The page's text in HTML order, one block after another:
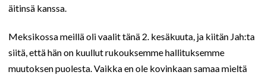
äitinsä kanssa.
Meksikossa meillä oli vaalit tänä 2. kesäkuuta, ja kiitän Jah:ta
siitä, että hän on kuullut rukouksemme hallituksemme
muutoksen puolesta. Vaikka en ole kovinkaan samaa mieltä